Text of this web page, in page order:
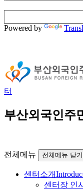
Powered by
터
부산외국인주
전체메뉴 전체메뉴 닫기
센터소개
센터장 인